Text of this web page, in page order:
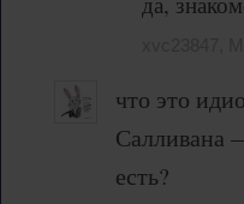
что это
Салливана
есть?